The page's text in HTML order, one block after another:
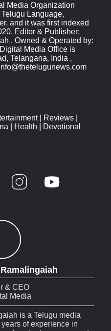
Media Organization
Language,
and it was first indexed
Editor & Publisher:
. Owned & Operated by:
Media Office is
Telangana, India ,
| Reviews
Health Devotional
& CEO
Media
is a Telugu media
of experience in